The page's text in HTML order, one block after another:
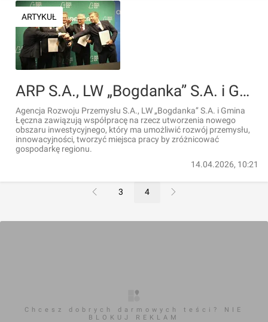
ARTYKUŁ
ARP S.A., LW „Bogdanka’’ S.A. i Gmina Łęczna podpisały list intencyjny w sprawie nowego obszaru inwestycyjnego
Agencja Rozwoju Przemysłu S.A., LW „Bogdanka’’ S.A. i Gmina
Łęczna zawiązują współpracę na rzecz utworzenia nowego
obszaru inwestycyjnego, który ma umożliwić rozwój przemysłu,
innowacyjności, tworzyć miejsca pracy by zróżnicować
gospodarkę regionu.
14.04.2026, 10:21
3 4
Chcesz dobrych darmowych teści? NIE
BLOKUJ REKLAM